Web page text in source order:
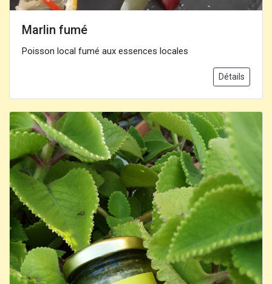
Marlin fumé
Poisson local fumé aux essences locales
Détails